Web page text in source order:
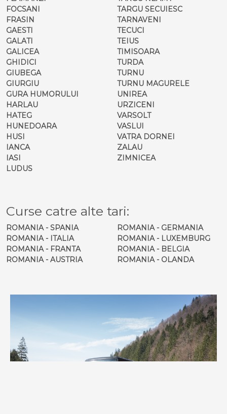
FOCSANI
FRASIN
GAESTI
GALATI
GALICEA
GHIDICI
GIUBEGA
GIURGIU
GURA HUMORULUI
HARLAU
HATEG
HUNEDOARA
HUSI
IANCA
IASI
LUDUS
TARGU SECUIESC
TARNAVENI
TECUCI
TEIUS
TIMISOARA
TURDA
TURNU
TURNU MAGURELE
UNIREA
URZICENI
VARSOLT
VASLUI
VATRA DORNEI
ZALAU
ZIMNICEA
Curse catre alte tari:
ROMANIA - SPANIA
ROMANIA - ITALIA
ROMANIA - FRANTA
ROMANIA - AUSTRIA
ROMANIA - GERMANIA
ROMANIA - LUXEMBURG
ROMANIA - BELGIA
ROMANIA - OLANDA